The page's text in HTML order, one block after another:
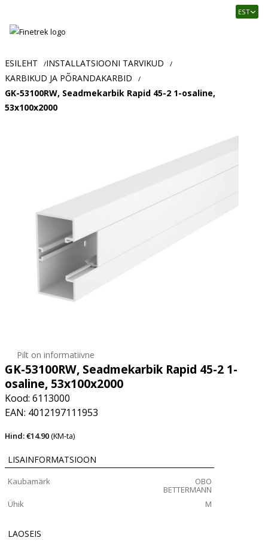
Usaldusväärne
ja
tööstusautomaatika
pood
EST
ESILEHT /INSTALLATSIOONI TARVIKUD /
KARBIKUD JA PÕRANDAKARBID /
GK-53100RW, Seadmekarbik Rapid 45-2 1-osaline,
53x100x2000
Pilt on informatiivne
GK-53100RW, Seadmekarbik Rapid 45-2 1-
osaline, 53x100x2000
Kood: 6113000
EAN: 4012197111953
Hind: €14.90(KM-ta)
LISAINFORMATSIOON
Kaubamärk OBO
BETTERMANN
Ühik
M
LAOSEIS